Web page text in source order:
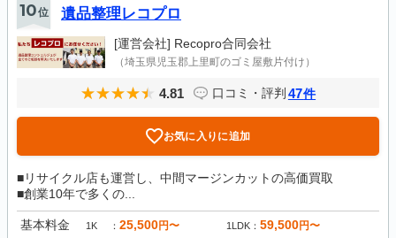
10位 遺品整理レコプロ
[運営会社] Recopro合同会社
（埼玉県児玉郡上里町のゴミ屋敷片付け）
4.81 口コミ・評判 47件
お気に入りに追加
■リサイクル店も運営し、中間マージンカットの高価買取
■創業10年で多くの...
基本料金 1K 25,500円〜 1LDK 59,500円〜